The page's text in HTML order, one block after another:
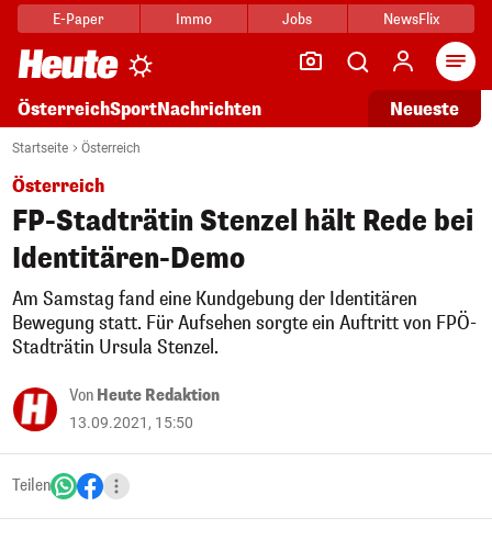
E-Paper Immo Jobs NewsFlix
ÖsterreichSportNachrichten Neueste
Startseite Österreich
Österreich
FP-Stadträtin Stenzel hält Rede bei
Identitären-Demo
Am Samstag fand eine Kundgebung der Identitären
Bewegung statt. Für Aufsehen sorgte ein Auftritt von FPÖ-
Stadträtin Ursula Stenzel.
Von Heute Redaktion
13.09.2021, 15:50
Teilen